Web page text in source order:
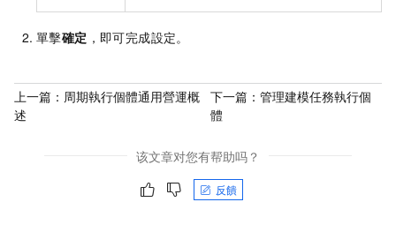
單擊確定 ，即可完成設定。
上一篇： 周期執行個體通用營運概
述
下一篇： 管理建模任務執行個
體
该文章对您有帮助吗？
反饋